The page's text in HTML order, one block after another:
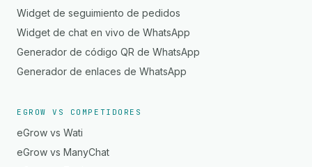
Widget de seguimiento de pedidos
Widget de chat en vivo de WhatsApp
Generador de código QR de WhatsApp
Generador de enlaces de WhatsApp
EGROW VS COMPETIDORES
eGrow vs Wati
eGrow vs ManyChat